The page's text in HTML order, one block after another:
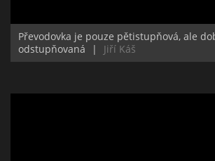
Převodovka je pouze pětistupňová, ale
odstupňovaná
| Jiří Káš